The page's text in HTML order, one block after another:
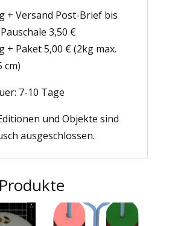
+ Versand Post-Brief bis
3,50 €
+ Paket 5,00 € (2kg max.
cm)
7-10 Tage
und Objekte sind
ausgeschlossen.